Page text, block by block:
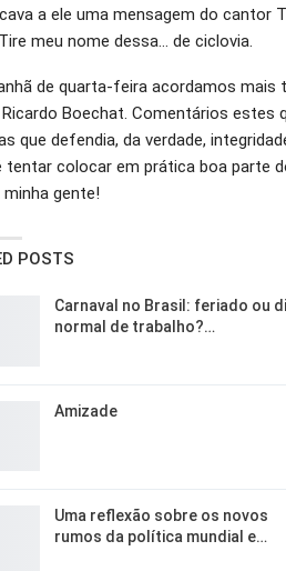
a ele uma mensagem do cantor
meu nome dessa… de ciclovia.
de quarta-feira acordamos
Boechat. Comentários estes
que defendia, da verdade,
tentar colocar em prática boa parte
gente!
POSTS
Carnaval no Brasil: feriado ou
normal de trabalho?…
Amizade
Uma reflexão sobre os novos
rumos da política mundial e…